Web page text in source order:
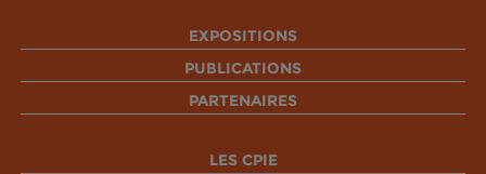
EXPOSITIONS
PUBLICATIONS
PARTENAIRES
LES CPIE